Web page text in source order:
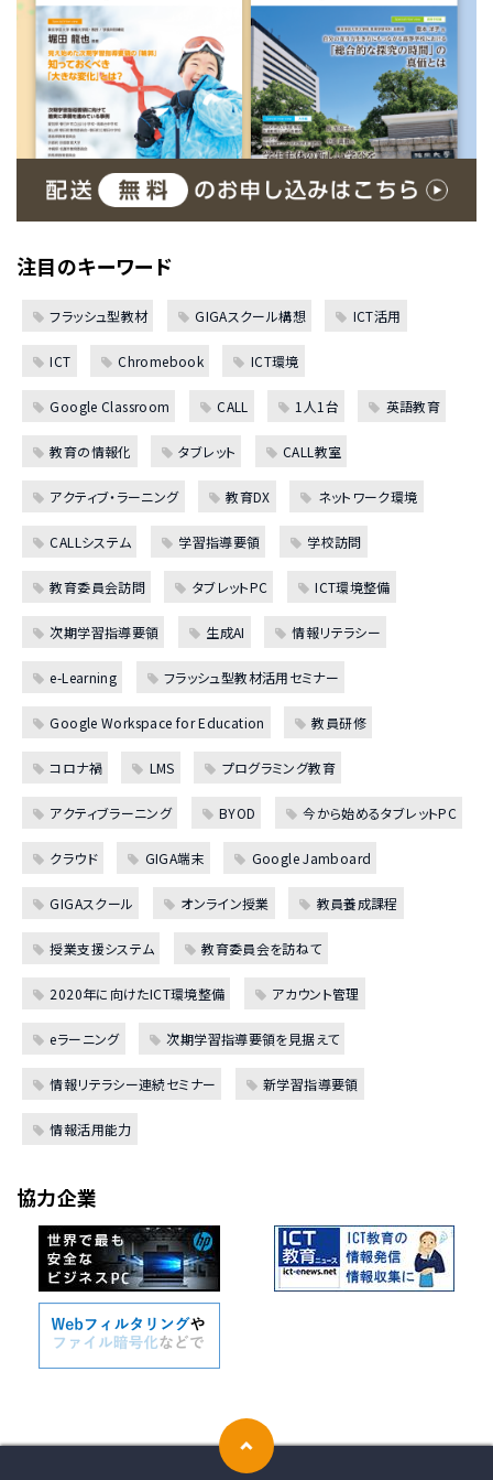
注目のキーワード
フラッシュ型教材 GIGAスクール構想 ICT活用
ICT Chromebook ICT環境
Google Classroom CALL 1人1台 英語教育
教育の情報化 タブレット CALL教室
アクティブ・ラーニング 教育DX ネットワーク環境
CALLシステム 学習指導要領 学校訪問
教育委員会訪問 タブレットPC ICT環境整備
次期学習指導要領 生成AI 情報リテラシー
e-Learning フラッシュ型教材活用セミナー
Google Workspace for Education 教員研修
コロナ禍 LMS プログラミング教育
アクティブラーニング BYOD 今から始めるタブレットPC
クラウド GIGA端末 Google Jamboard
GIGAスクール オンライン授業 教員養成課程
授業支援システム 教育委員会を訪ねて
2020年に向けたICT環境整備 アカウント管理
eラーニング 次期学習指導要領を見据えて
情報リテラシー連続セミナー 新学習指導要領
情報活用能力
協力企業